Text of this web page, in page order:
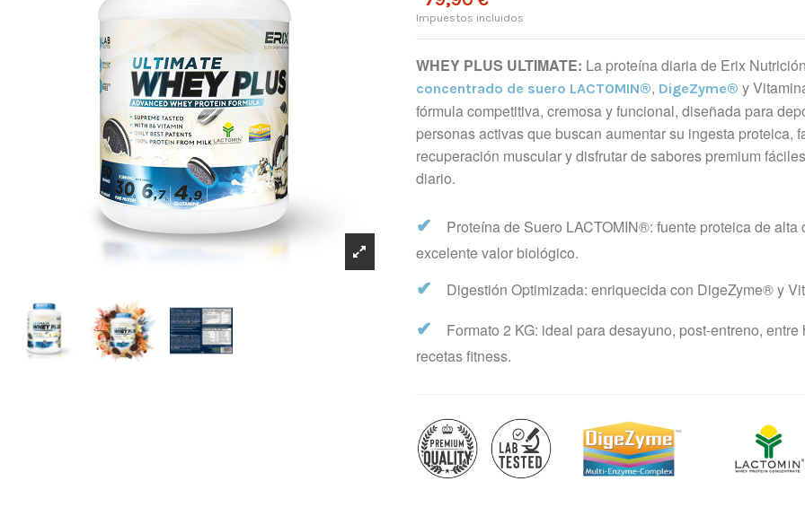
Impuestos incluidos
WHEY PLUS ULTIMATE: La proteína diaria de Erix
concentrado de suero LACTOMIN®, DigeZyme® y
fórmula competitiva, cremosa y funcional, diseñada para
personas activas que buscan aumentar su ingesta proteica,
recuperación muscular y disfrutar de sabores premium
diario.
✔
Proteína de Suero LACTOMIN®: fuente proteica de alta
excelente valor biológico.
✔ Digestión Optimizada: enriquecida con DigeZyme® y
✔
Formato 2 KG: ideal para desayuno, post-entreno, entre
recetas fitness.